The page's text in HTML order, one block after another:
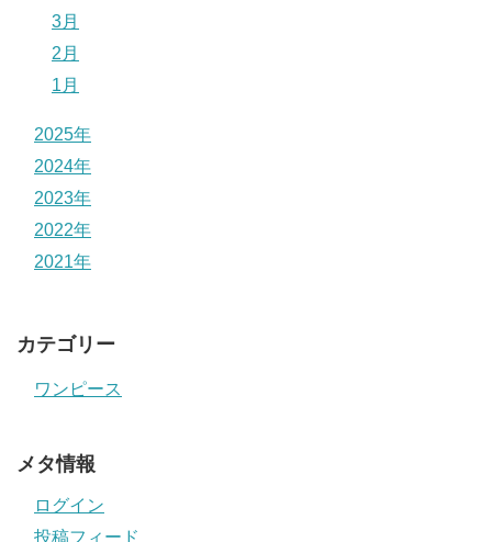
3月
2月
1月
2025年
2024年
2023年
2022年
2021年
カテゴリー
ワンピース
メタ情報
ログイン
投稿フィード